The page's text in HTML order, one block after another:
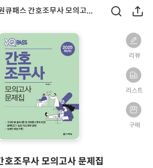
2025 원큐패스 간호조무사 모의고사 문제집
리뷰
리스트
구매
조무사 모의고사 문제집